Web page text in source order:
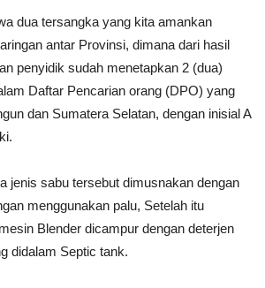
dua tersangka yang kita amankan
antar Provinsi, dimana dari hasil
penyidik sudah menetapkan 2 (dua)
Daftar Pencarian orang (DPO) yang
dan Sumatera Selatan, dengan inisial A
jenis sabu tersebut dimusnakan dengan
menggunakan palu, Setelah itu
Blender dicampur dengan deterjen
didalam Septic tank.